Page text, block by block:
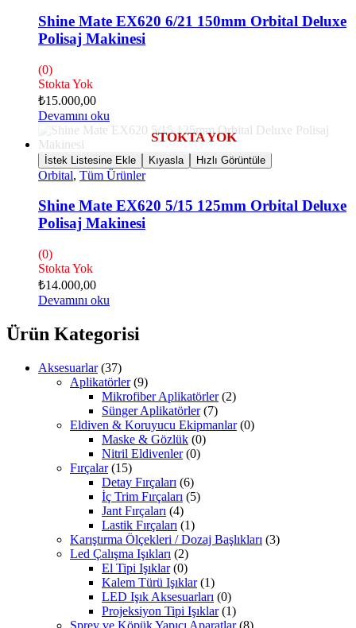
Shine Mate EX620 6/21 150mm Orbital Deluxe
Polisaj Makinesi
(0)
Stokta Yok
₺15.000,00
Devamını oku
İstek Listesine Ekle Kıyasla Hızlı Görüntüle
Orbital, Tüm Ürünler
Shine Mate EX620 5/15 125mm Orbital Deluxe
Polisaj Makinesi
(0)
Stokta Yok
₺14.000,00
Devamını oku
Ürün Kategorisi
Aksesuarlar (37)
Aplikatörler (9)
Mikrofiber Aplikatörler (2)
Sünger Aplikatörler (7)
Eldiven & Koruyucu Ekipmanlar (0)
Maske & Gözlük (0)
Nitril Eldivenler (0)
Fırçalar (15)
Detay Fırçaları (6)
İç Trim Fırçaları (5)
Jant Fırçaları (4)
Lastik Fırçaları (1)
Karıştırma Ölçekleri / Dozaj Başlıkları (3)
Led Çalışma Işıkları (2)
El Tipi Işıklar (0)
Kalem Türü Işıklar (1)
LED Işık Aksesuarları (0)
Projeksiyon Tipi Işıklar (1)
Sprey ve Köpük Yapıcı Aparatlar (8)